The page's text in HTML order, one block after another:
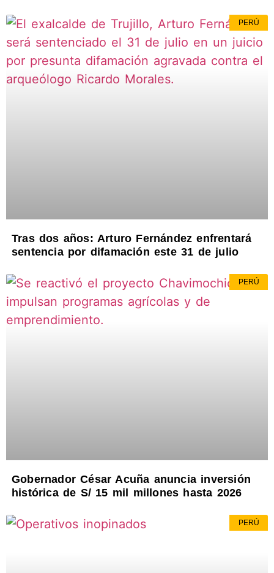
PERÚ
Tras dos años: Arturo Fernández enfrentará
sentencia por difamación este 31 de julio
PERÚ
Gobernador César Acuña anuncia inversión
histórica de S/ 15 mil millones hasta 2026
PERÚ